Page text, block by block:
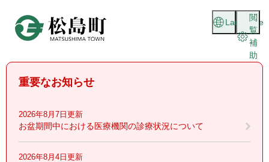
頭
閲
覧
補
助
Language
重要なお知らせ
2026年8月7日更新
お盆期間中における医療機関の診療状況について
2026年8月4日更新